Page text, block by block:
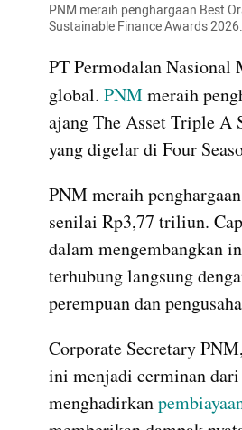
PNM meraih penghargaan Best
Sustainable Finance Awards
PT Permodalan Nasional
global. PNM meraih
ajang The Asset Triple A
yang digelar di Four
PNM meraih
senilai Rp3,77 triliun.
dalam mengembangkan
terhubung langsung
perempuan dan
Corporate Secretary
ini menjadi cerminan
menghadirkan